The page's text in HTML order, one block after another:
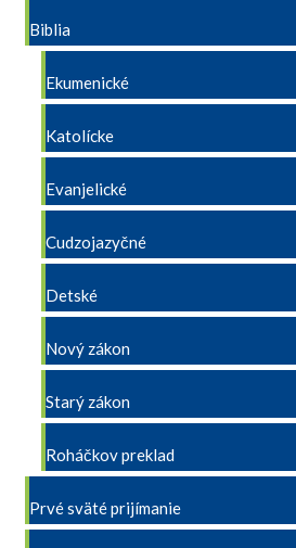
Biblia
Ekumenické
Katolícke
Evanjelické
Cudzojazyčné
Detské
Nový zákon
Starý zákon
Roháčkov preklad
Prvé sväté prijímanie